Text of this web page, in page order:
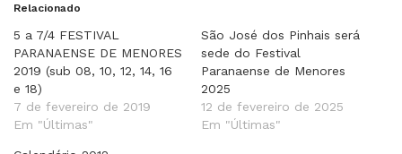
Relacionado
5 a 7/4 FESTIVAL
PARANAENSE DE MENORES
2019 (sub 08, 10, 12, 14, 16
e 18)
7 de fevereiro de 2019
Em "Últimas"
São José dos Pinhais será
sede do Festival
Paranaense de Menores
2025
12 de fevereiro de 2025
Em "Últimas"